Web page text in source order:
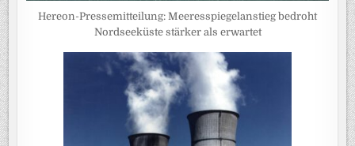
Hereon-Pressemitteilung: Meeresspiegelanstieg bedroht
Nordseeküste stärker als erwartet